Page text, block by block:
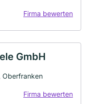
Firma bewerten
GmbH
Oberfranken
Firma bewerten